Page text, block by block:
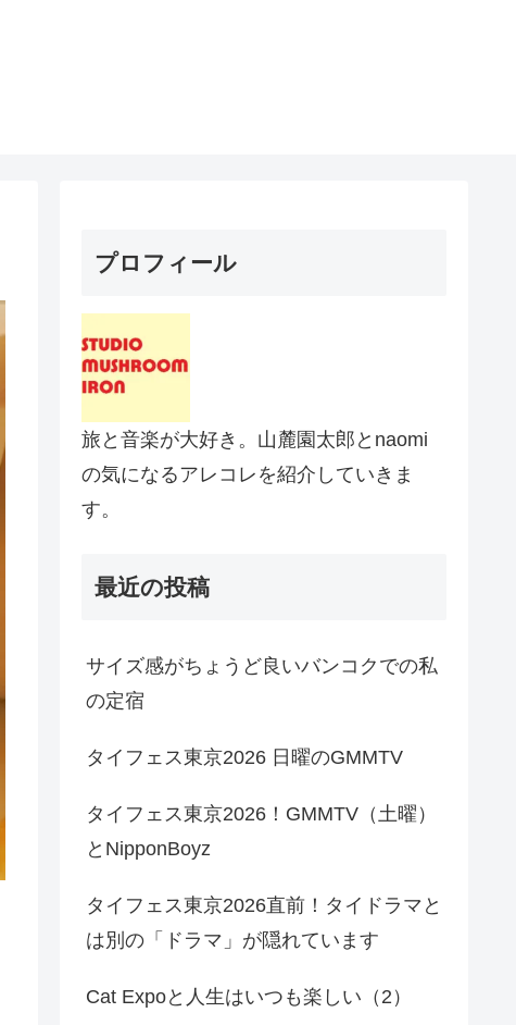
プロフィール
旅と音楽が大好き。山麓園太郎とnaomi
の気になるアレコレを紹介していきま
す。
最近の投稿
サイズ感がちょうど良いバンコクでの私
の定宿
タイフェス東京2026 日曜のGMMTV
タイフェス東京2026！GMMTV（土曜）
とNipponBoyz
タイフェス東京2026直前！タイドラマと
は別の「ドラマ」が隠れています
Cat Expoと人生はいつも楽しい（2）